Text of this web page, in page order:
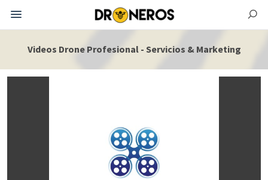
Videos Drone Profesional - Servicios & Marketing